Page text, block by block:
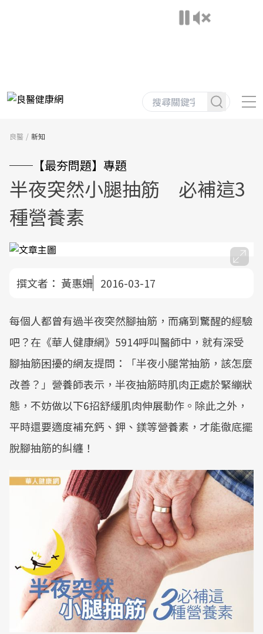
良醫 新知
──【最夯問題】專題
半夜突然小腿抽筋 必補這3
種營養素
撰文者： 黃惠姍 2016-03-17
每個人都曾有過半夜突然腳抽筋，而痛到驚醒的經驗
吧？在《華人健康網》5914呼叫醫師中，就有深受
腳抽筋困擾的網友提問：「半夜小腿常抽筋，該怎麼
改善？」營養師表示，半夜抽筋時肌肉正處於緊繃狀
態，不妨做以下6招舒緩肌肉伸展動作。除此之外，
平時還要適度補充鈣、鉀、鎂等營養素，才能徹底擺
脫腳抽筋的糾纏！